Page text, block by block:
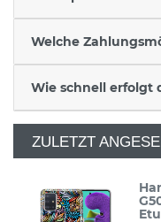
Welche
Wie schnell erfolgt
ZULETZT